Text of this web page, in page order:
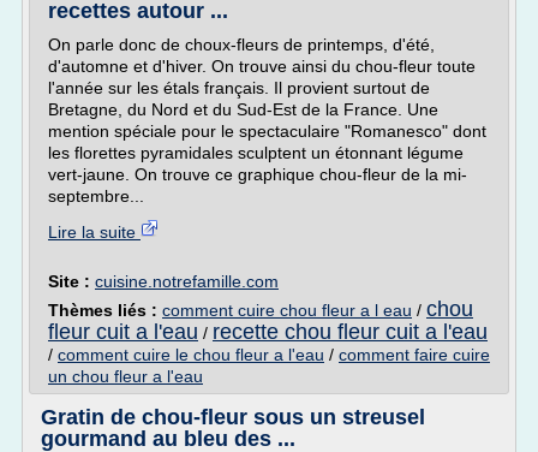
recettes autour ...
On parle donc de choux-fleurs de printemps, d'été,
d'automne et d'hiver. On trouve ainsi du chou-fleur toute
l'année sur les étals français. Il provient surtout de
Bretagne, du Nord et du Sud-Est de la France. Une
mention spéciale pour le spectaculaire "Romanesco" dont
les florettes pyramidales sculptent un étonnant légume
vert-jaune. On trouve ce graphique chou-fleur de la mi-
septembre...
Lire la suite
Site : cuisine.notrefamille.com
Thèmes liés : comment cuire chou fleur a l eau / chou
fleur cuit a l'eau / recette chou fleur cuit a l'eau
/ comment cuire le chou fleur a l'eau / comment faire cuire
un chou fleur a l'eau
Gratin de chou-fleur sous un streusel
gourmand au bleu des ...